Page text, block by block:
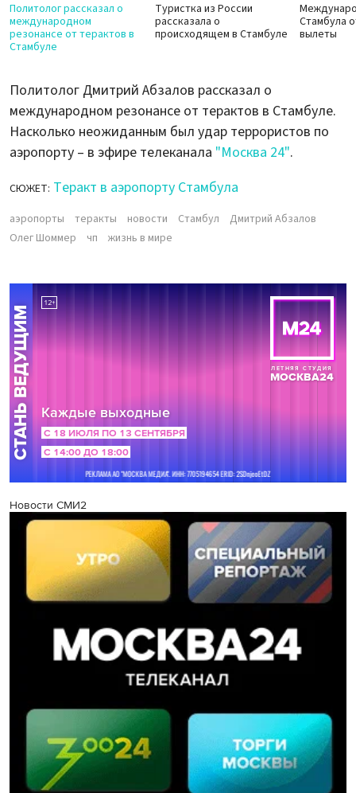
Политолог рассказал о
международном
резонансе от терактов в
Стамбуле
Туристка из России
рассказала о
происходящем в Стамбуле
Стамбула
вылеты
Политолог Дмитрий Абзалов рассказал о
международном резонансе от терактов в Стамбуле.
Насколько неожиданным был удар террористов по
аэропорту – в эфире телеканала "Москва 24".
СЮЖЕТ: Теракт в аэропорту Стамбула
аэропорты теракты новости Стамбул
Дмитрий Абзалов
Олег Шоммер
чп жизнь в мире
Новости СМИ2